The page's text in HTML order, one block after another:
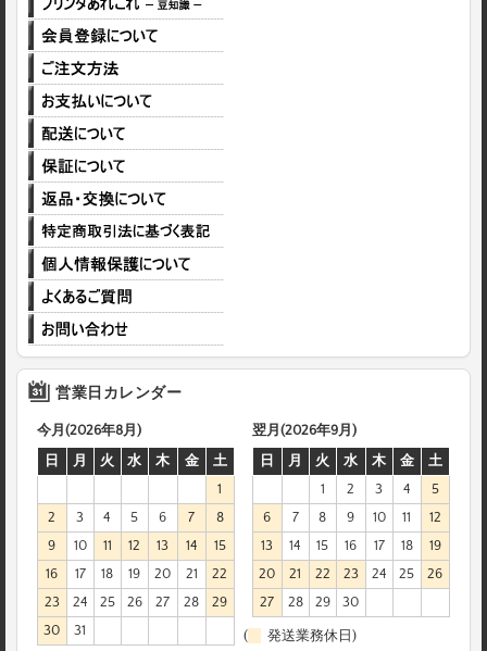
営業日カレンダー
今月(2026年8月)
日
月 火 水 木 金
土
1
2
3 4 5 6 7
8
9
10 11 12 13 14
15
16
17 18 19 20 21
22
23
24 25 26 27 28
29
30
31
翌月(2026年9月)
日
月 火 水 木 金
土
1
2 3 4
5
6
7 8 9 10 11
12
13
14 15 16 17 18
19
20
21 22 23 24 25
26
27
28 29 30
( 発送業務休日)